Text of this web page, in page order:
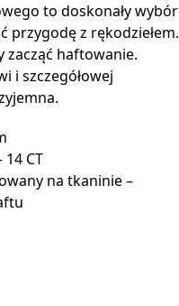
to doskonały wybór
przygodę z rękodziełem.
zacząć haftowanie.
i szczegółowej
14 CT
na tkaninie –